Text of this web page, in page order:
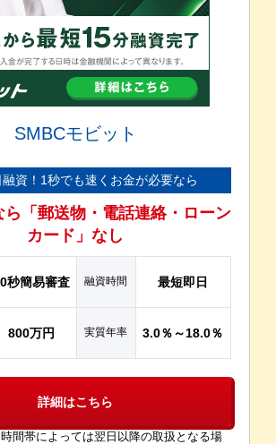
SMBCモビット
資！1秒でも速くお金が必要なら
「郵送物・電話連絡・ローン
カード」なし
秒簡易審査 融資時間 最短即日
800万円 実質年率 3.0％～18.0％
詳細はこちら
間帯によっては翌日以降の取扱となる場